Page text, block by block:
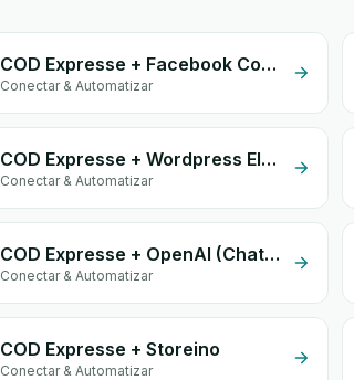
COD Expresse + Facebook Conversion API (CAPI)
Conectar & Automatizar
COD Expresse + Wordpress Elementor
Conectar & Automatizar
COD Expresse + OpenAI (ChatGPT)
Conectar & Automatizar
COD Expresse + Storeino
Conectar & Automatizar